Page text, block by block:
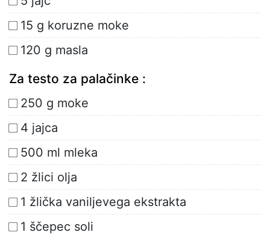
15 g koruzne moke
120 g masla
Za testo za palačinke :
250 g moke
4 jajca
500 ml mleka
2 žlici olja
1 žlička vaniljevega ekstrakta
1 ščepec soli